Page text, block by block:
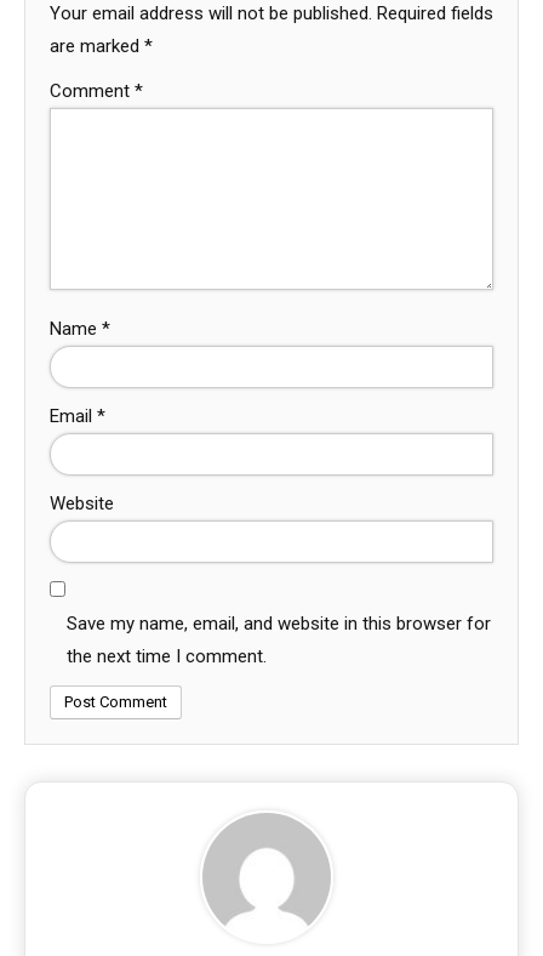
Your email address will not be published. Required fields
are marked *
Comment *
Name *
Email *
Website
Save my name, email, and website in this browser for
the next time I comment.